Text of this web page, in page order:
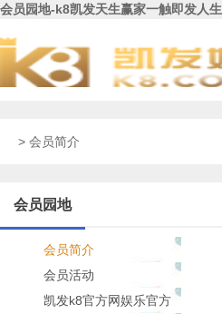
会员园地-k8凯发天生赢家一触即发人生
> 会员简介
会员园地
会员简介
会员活动
凯发k8官方网娱乐官方